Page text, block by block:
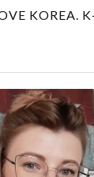
KOREA.